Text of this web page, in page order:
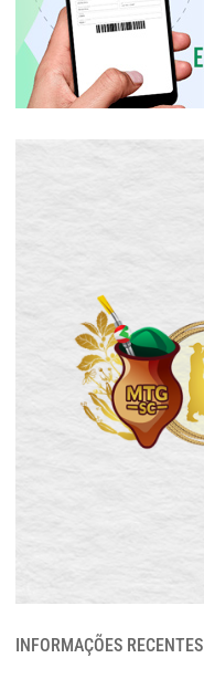
INFORMAÇÕES RECENTES